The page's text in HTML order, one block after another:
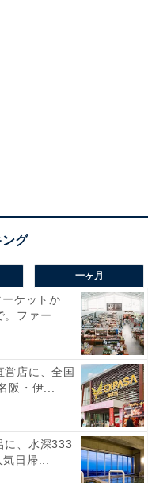
一ヶ月
ーケットか
ファー...
営店に、全国
阪・伊...
に、水深333
日帰...